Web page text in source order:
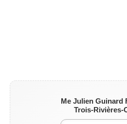
Me Julien Guinard
Trois-Rivières-